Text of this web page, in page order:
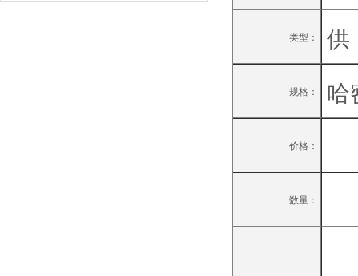
类型： 供
规格：
价格：
数量：